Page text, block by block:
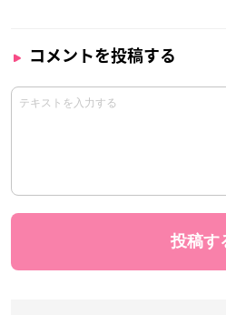
コメントを投稿する